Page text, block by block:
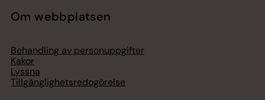
Om webbplatsen
Behandling av personuppgifter
Kakor
Lyssna
Tillgänglighetsredogörelse